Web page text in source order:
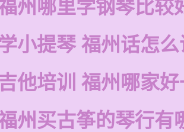
州哪里学钢琴比较
小提琴 福州话怎
他培训 福州哪家
州买古筝的琴行有